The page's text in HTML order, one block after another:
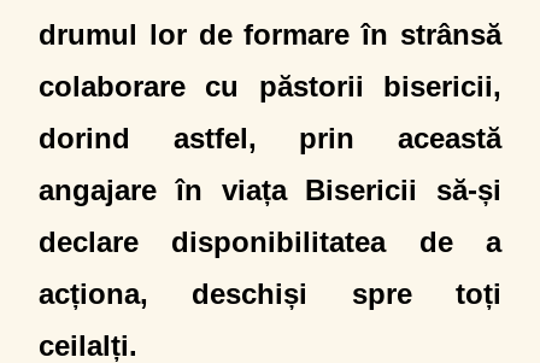
drumul lor de formare în strânsă
colaborare cu păstorii bisericii,
dorind astfel, prin această
angajare în viața Bisericii să-și
declare disponibilitatea de a
acționa, deschiși spre toți
ceilalți.